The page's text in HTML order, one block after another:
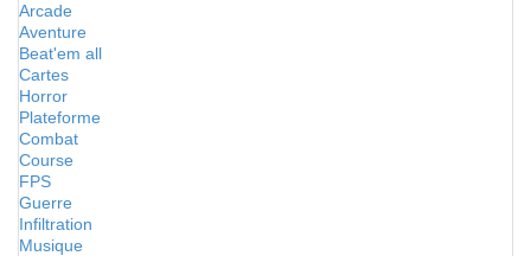
Arcade
Aventure
Beat'em all
Cartes
Horror
Plateforme
Combat
Course
FPS
Guerre
Infiltration
Musique